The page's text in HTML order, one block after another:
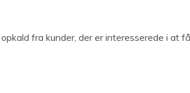
fra kunder, der er interesserede i at